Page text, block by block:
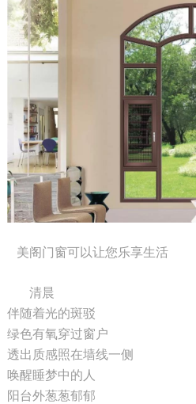
美阁门窗可以让您乐享生活
清晨
伴随着光的斑驳
绿色有氧穿过窗户
透出质感照在墙线一侧
唤醒睡梦中的人
阳台外葱葱郁郁